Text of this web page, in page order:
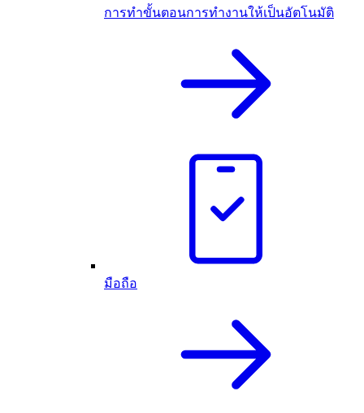
การทำขั้นตอนการทำงานให้เป็นอัตโนมัติ
มือถือ